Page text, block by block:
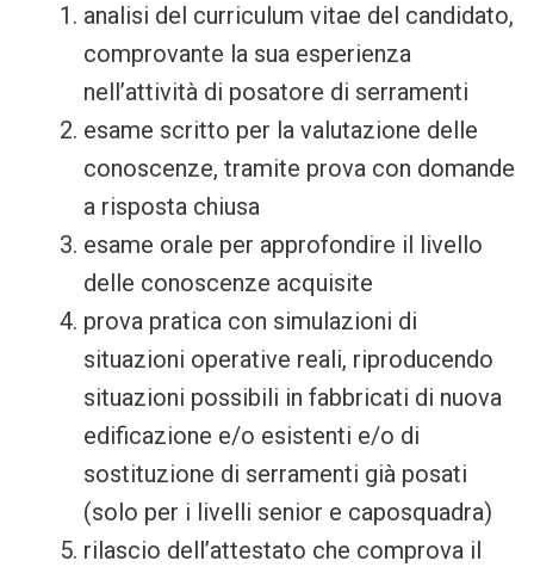
analisi del curriculum vitae del candidato,
comprovante la sua esperienza
nell’attività di posatore di serramenti
esame scritto per la valutazione delle
conoscenze, tramite prova con domande
a risposta chiusa
esame orale per approfondire il livello
delle conoscenze acquisite
prova pratica con simulazioni di
situazioni operative reali, riproducendo
situazioni possibili in fabbricati di nuova
edificazione e/o esistenti e/o di
sostituzione di serramenti già posati
(solo per i livelli senior e caposquadra)
rilascio dell’attestato che comprova il